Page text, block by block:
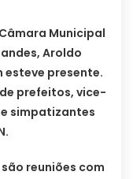
Municipal
Aroldo
esteve presente.
prefeitos, vice-
simpatizantes
são reuniões com